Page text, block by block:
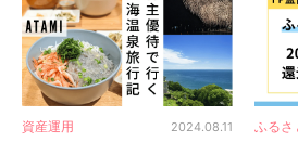
資産運用 2024.08.11 ふるさ